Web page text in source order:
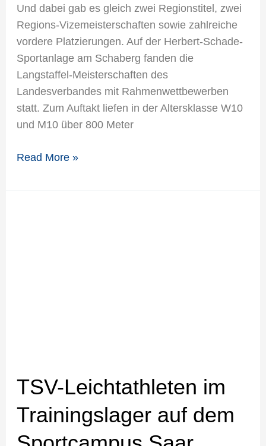
Und dabei gab es gleich zwei Regionstitel, zwei
Regions-Vizemeisterschaften sowie zahlreiche
vordere Platzierungen. Auf der Herbert-Schade-
Sportanlage am Schaberg fanden die
Langstaffel-Meisterschaften des
Landesverbandes mit Rahmenwettbewerben
statt. Zum Auftakt liefen in der Altersklasse W10
und M10 über 800 Meter
Read More »
TSV-Leichtathleten im
Trainingslager auf dem